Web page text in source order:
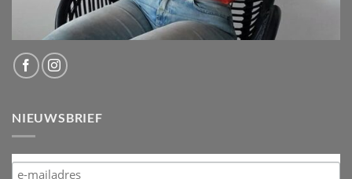
NIEUWSBRIEF